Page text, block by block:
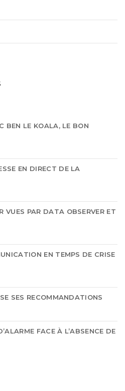
BEN LE KOALA, LE BON
EN DIRECT DE LA
VUES PAR DATA OBSERVER ET
EN TEMPS DE CRISE
SES RECOMMANDATIONS
FACE À L’ABSENCE DE